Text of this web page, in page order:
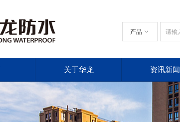
关于华龙 资讯新闻
产品 ꀁ
关于华龙 资讯新闻